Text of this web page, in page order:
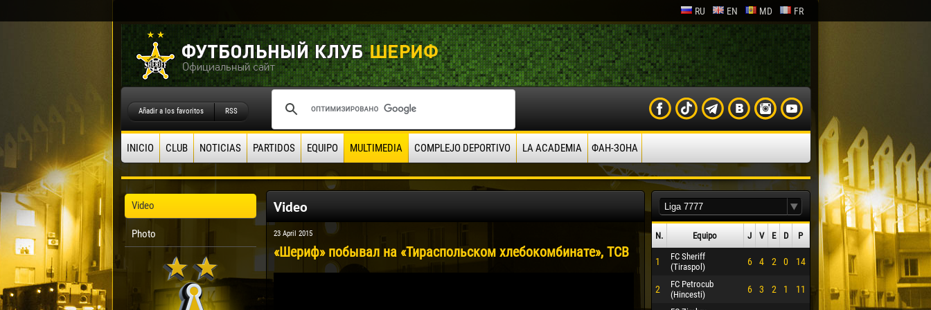
RU EN MD FR
Añadir a los favoritos RSS
INICIO CLUB NOTICIAS PARTIDOS EQUIPO MULTIMEDIA COMPLEJO DEPORTIVO LA ACADEMIA ФАН-ЗОНА
Video
Photo
Video
23 April 2015
«Шериф» побывал на «Тираспольском хлебокомбинате», ТСВ
N. Equipo J V Е D P
1
FC Sheriff
(Tiraspol)
6 4 2 0 14
2
FC Petrocub
(Hincesti)
6 3 2 1 11